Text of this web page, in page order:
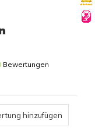
Bewertungen
hinzufügen